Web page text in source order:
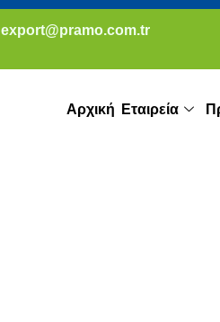
export@pramo.com.tr
Αρχική Εταιρεία